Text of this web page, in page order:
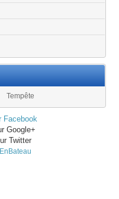
Tempête
Facebook
Google+
Twitter